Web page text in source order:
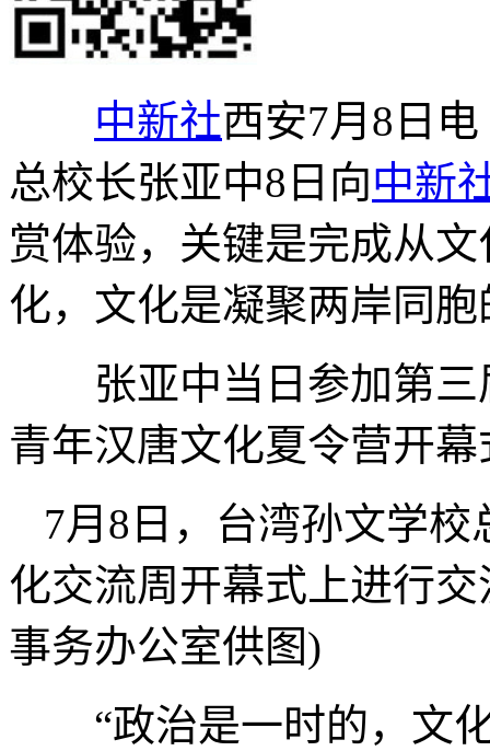
中新社西安7月8日
总校长张亚中8日向中新
赏体验，关键是完成从
化，文化是凝聚两岸同
张亚中当日参加第三
青年汉唐文化夏令营开
7月8日，台湾孙文学
化交流周开幕式上进行
事务办公室供图)
“政治是一时的，文化